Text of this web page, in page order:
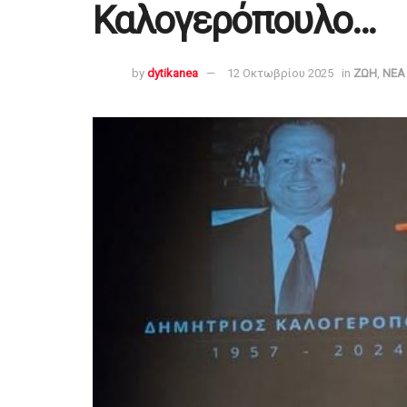
Καλογερόπουλο…
by dytikanea 12 Οκτωβρίου 2025 in ΖΩΗ ΝΕΑ